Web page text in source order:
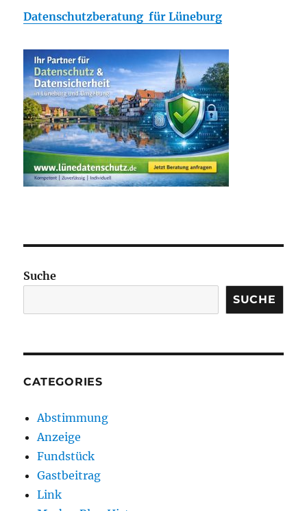
Datenschutzberatung für Lüneburg
Suche
SUCHE
CATEGORIES
Abstimmung
Anzeige
Fundstück
Gastbeitrag
Link